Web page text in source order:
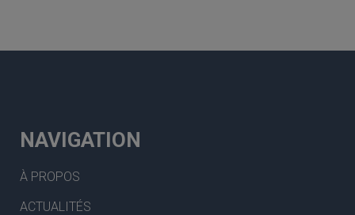
NAVIGATION
À PROPOS
ACTUALITÉS